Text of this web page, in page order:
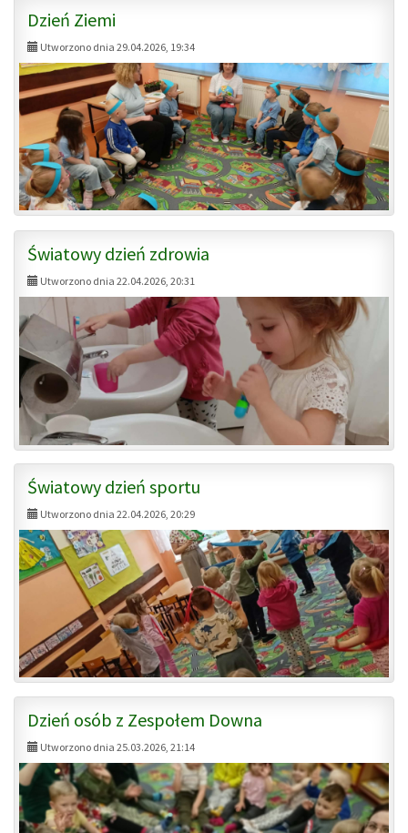
Dzień Ziemi
Utworzono dnia 29.04.2026, 19:34
Światowy dzień zdrowia
Utworzono dnia 22.04.2026, 20:31
Światowy dzień sportu
Utworzono dnia 22.04.2026, 20:29
Dzień osób z Zespołem Downa
Utworzono dnia 25.03.2026, 21:14